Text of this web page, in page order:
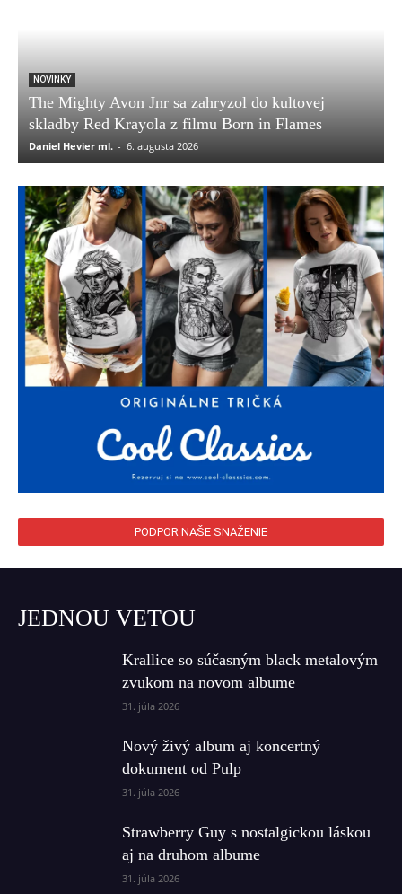
NOVINKY
The Mighty Avon Jnr sa zahryzol do kultovej
skladby Red Krayola z filmu Born in Flames
Daniel Hevier ml. - 6. augusta 2026
PODPOR NAŠE SNAŽENIE
JEDNOU VETOU
Krallice so súčasným black metalovým
zvukom na novom albume
31. júla 2026
Nový živý album aj koncertný
dokument od Pulp
31. júla 2026
Strawberry Guy s nostalgickou láskou
aj na druhom albume
31. júla 2026